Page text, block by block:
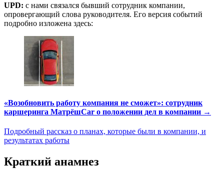
UPD: с нами связался бывший сотрудник компании,
опровергающий слова руководителя. Его версия событий
подробно изложена здесь:
«Возобновить работу компания не сможет»: сотрудник
каршеринга МатрёшCar о положении дел в компании →
Подробный рассказ о планах, которые были в компании, и
результатах работы
Краткий анамнез